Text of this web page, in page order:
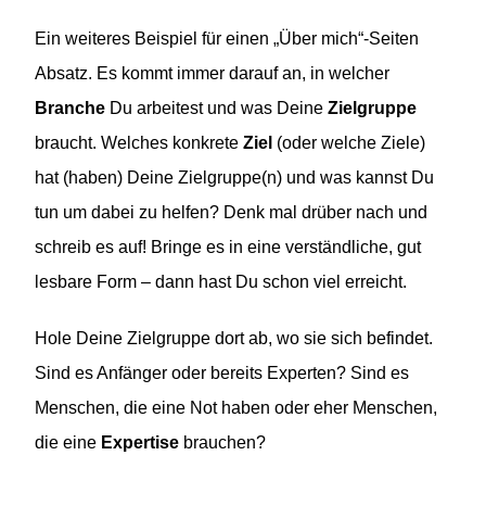
Ein weiteres Beispiel für einen „Über mich“-Seiten
Absatz. Es kommt immer darauf an, in welcher
Branche Du arbeitest und was DeineZielgruppe
braucht. Welches konkreteZiel (oder welche Ziele)
hat (haben) Deine Zielgruppe(n) und was kannst Du
tun um dabei zu helfen? Denk mal drüber nach und
schreib es auf! Bringe es in eine verständliche, gut
lesbare Form – dann hast Du schon viel erreicht.
Hole Deine Zielgruppe dort ab, wo sie sich befindet.
Sind es Anfänger oder bereits Experten? Sind es
Menschen, die eine Not haben oder eher Menschen,
die eine Expertise brauchen?